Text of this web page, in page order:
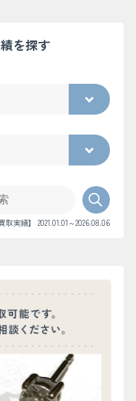
を探す
買取実績】 2021.01.01～2026.08.06